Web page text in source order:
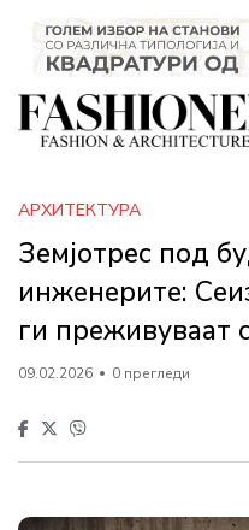
АРХИТЕКТУРА
Земјотрес под
инженерите:
ги преживуваат
09.02.2026 0 прегледи